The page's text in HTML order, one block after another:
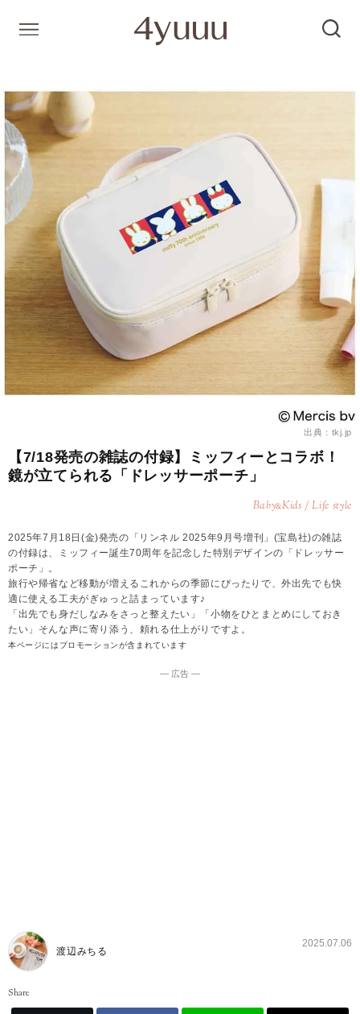
出典：tkj.jp
【7/18発売の雑誌の付録】ミッフィーとコラボ！
鏡が立てられる「ドレッサーポーチ」
Baby&Kids / Life style
2025年7月18日(金)発売の「リンネル 2025年9月号増刊」(宝島社)の雑誌
の付録は、ミッフィー誕生70周年を記念した特別デザインの「ドレッサー
ポーチ」。
旅行や帰省など移動が増えるこれからの季節にぴったりで、外出先でも快
適に使える工夫がぎゅっと詰まっています♪
「出先でも身だしなみをさっと整えたい」「小物をひとまとめにしておき
たい」そんな声に寄り添う、頼れる仕上がりですよ。
本ページにはプロモーションが含まれています
― 広告 ―
渡辺みちる
2025.07.06
Share